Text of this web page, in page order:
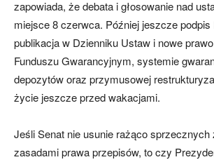
zapowiada, że debata i głosowanie nad
miejsce 8 czerwca. Później jeszcze podpis
publikacja w Dzienniku Ustaw i nowe
Funduszu Gwarancyjnym, systemie
depozytów oraz przymusowej
życie jeszcze przed wakacjami.
Jeśli Senat nie usunie rażąco
zasadami prawa przepisów, to czy